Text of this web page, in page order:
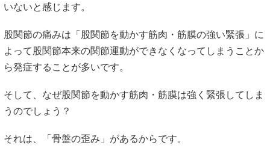
いないと感じます。
股関節の痛みは「股関節を動かす筋肉・筋膜の強い緊張」に
よって股関節本来の関節運動ができなくなってしまうことか
ら発症することが多いです。
そして、なぜ股関節を動かす筋肉・筋膜は強く緊張してしま
うのでしょう？
それは、「骨盤の歪み」があるからです。